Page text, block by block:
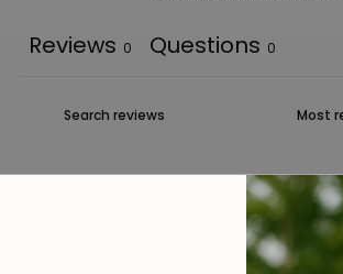
Reviews 0 Questions 0
No reviews yet